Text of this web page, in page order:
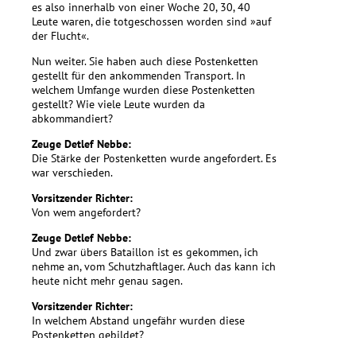
es also innerhalb von einer Woche 20, 30, 40
Leute waren, die totgeschossen worden sind »auf
der Flucht«.
Nun weiter. Sie haben auch diese Postenketten
gestellt für den ankommenden Transport. In
welchem Umfange wurden diese Postenketten
gestellt? Wie viele Leute wurden da
abkommandiert?
Zeuge Detlef Nebbe:
Die Stärke der Postenketten wurde angefordert. Es
war verschieden.
Vorsitzender Richter:
Von wem angefordert?
Zeuge Detlef Nebbe:
Und zwar übers Bataillon ist es gekommen, ich
nehme an, vom Schutzhaftlager. Auch das kann ich
heute nicht mehr genau sagen.
Vorsitzender Richter:
In welchem Abstand ungefähr wurden diese
Postenketten gebildet?